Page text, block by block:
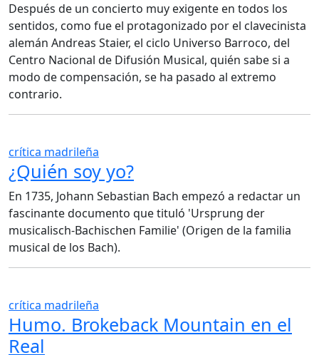
Después de un concierto muy exigente en todos los
sentidos, como fue el protagonizado por el clavecinista
alemán Andreas Staier, el ciclo Universo Barroco, del
Centro Nacional de Difusión Musical, quién sabe si a
modo de compensación, se ha pasado al extremo
contrario.
crítica madrileña
¿Quién soy yo?
En 1735, Johann Sebastian Bach empezó a redactar un
fascinante documento que tituló 'Ursprung der
musicalisch-Bachischen Familie' (Origen de la familia
musical de los Bach).
crítica madrileña
Humo. Brokeback Mountain en el
Real